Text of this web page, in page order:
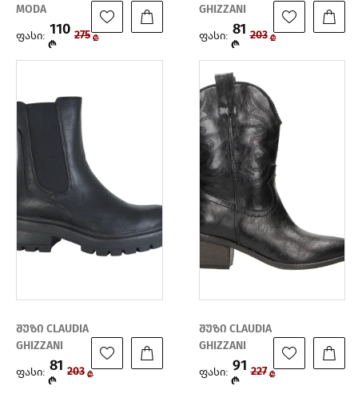
MODA
ფასი: 110
₾
275 ₾
GHIZZANI
ფასი: 81
₾
203 ₾
შუზი CLAUDIA
GHIZZANI
ფასი: 81
₾
203 ₾
შუზი CLAUDIA
GHIZZANI
ფასი: 91
₾
227 ₾